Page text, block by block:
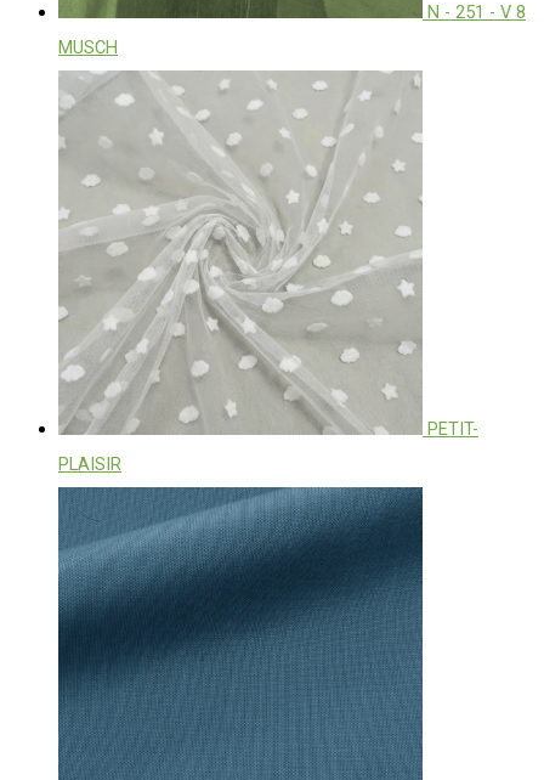
N - 251 - V 8
MUSCH
PETIT-
PLAISIR